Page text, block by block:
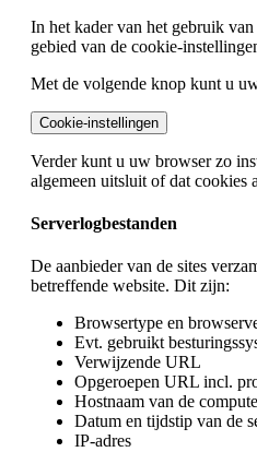
In het kader van het gebruik
gebied van de cookie-
Met de volgende knop kunt u
Cookie-instellingen
Verder kunt u uw browser zo
algemeen uitsluit of dat cookies
Serverlogbestanden
De aanbieder van de sites
betreffende website. Dit zijn:
Browsertype en
Evt. gebruikt
Verwijzende URL
Opgeroepen URL incl.
Hostnaam van de
Datum en tijdstip van de
IP-adres